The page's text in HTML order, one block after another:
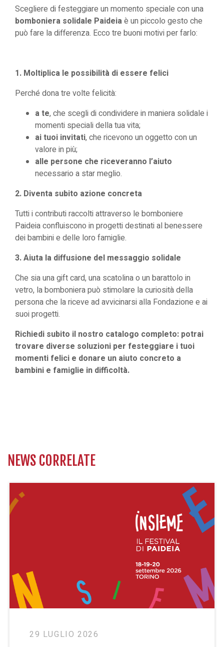
Scegliere di festeggiare un momento speciale con una
bomboniera solidale Paideiaè un piccolo gesto che
può fare la differenza. Ecco tre buoni motivi per farlo:
1. Moltiplica le possibilità di essere felici
Perché dona tre volte felicità:
a te, che scegli di condividere in maniera solidale i
momenti speciali della tua vita;
ai tuoi invitati, che ricevono un oggetto con un
valore in più;
alle persone che riceveranno l’aiuto
necessario a star meglio.
2. Diventa subito azione concreta
Tutti i contributi raccolti attraverso le bomboniere
Paideia confluiscono in progetti destinati al benessere
dei bambini e delle loro famiglie.
3. Aiuta la diffusione del messaggio solidale
Che sia una gift card, una scatolina o un barattolo in
vetro, la bomboniera può stimolare la curiosità della
persona che la riceve ad avvicinarsi alla Fondazione e ai
suoi progetti.
Richiedi subito il nostro catalogo completo: potrai
trovare diverse soluzioni per festeggiare i tuoi
momenti felici e donare un aiuto concreto a
bambini e famiglie in difficoltà.
NEWS CORRELATE
29 LUGLIO 2026